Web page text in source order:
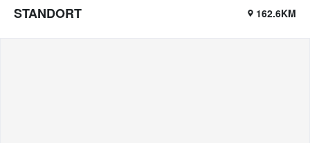
STANDORT 162.6KM